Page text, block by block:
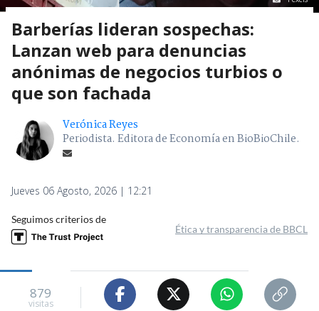
Barberías lideran sospechas:
Lanzan web para denuncias
anónimas de negocios turbios o
que son fachada
Verónica Reyes
Periodista. Editora de Economía en BioBioChile.
Jueves 06 Agosto, 2026 | 12:21
Seguimos criterios de
Ética y transparencia de BBCL
879
visitas